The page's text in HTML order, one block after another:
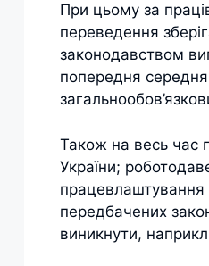
При цьому за
переведення
законодавством
попередня середня
Також на весь час
України;
працевлаштування
передбачених
виникнути,